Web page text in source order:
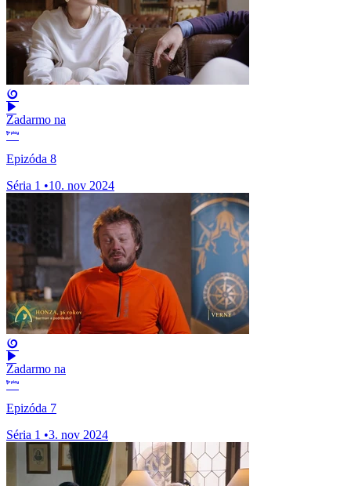
Zadarmo na
Epizóda 8
Séria 1 •10. nov 2024
Zadarmo na
Epizóda 7
Séria 1 •3. nov 2024